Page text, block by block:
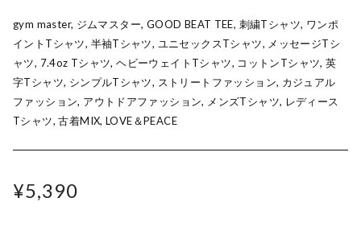
gym master, ジムマスター, GOOD BEAT TEE, 刺繍Tシャツ, ワンポ
イントTシャツ, 半袖Tシャツ, ユニセックスTシャツ, メッセージTシ
ャツ, 7.4oz Tシャツ, ヘビーウェイトTシャツ, コットンTシャツ, 英
字Tシャツ, シンプルTシャツ, ストリートファッション, カジュアル
ファッション, アウトドアファッション, メンズTシャツ, レディース
Tシャツ, 古着MIX, LOVE＆PEACE
¥5,390